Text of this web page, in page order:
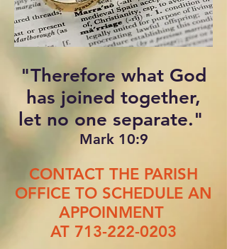
"Therefore what God
has joined together,
let no one separate."
Mark 10:9
CONTACT THE PARISH
OFFICE TO SCHEDULE AN
APPOINMENT
AT 713-222-0203